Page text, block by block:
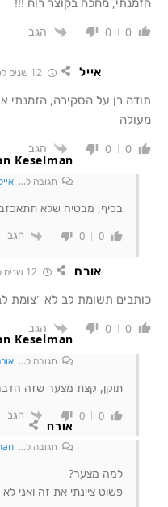
0
0 הגב
אייל
תודה רן על הסקירה, הזמנתי
מעולה
0
0 הגב
Keselman
תגובה ל...
בכיף, מבטיח שלא
0
0 הגב
אורח
כותבים תשומת לב לא "צומת
0
0 הגב
Keselman
תגובה ל...
תוקן, קצת מצער שזה
0
0 הגב
אורח
תגובה ל...
למה מצער?
פשוט ציינתי את זה ואני